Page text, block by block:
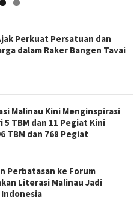
Perkuat Persatuan dan
dalam Raker Bangen Tavai
Malinau Kini Menginspirasi
TBM dan 11 Pegiat Kini
TBM dan 768 Pegiat
Perbatasan ke Forum
Literasi Malinau Jadi